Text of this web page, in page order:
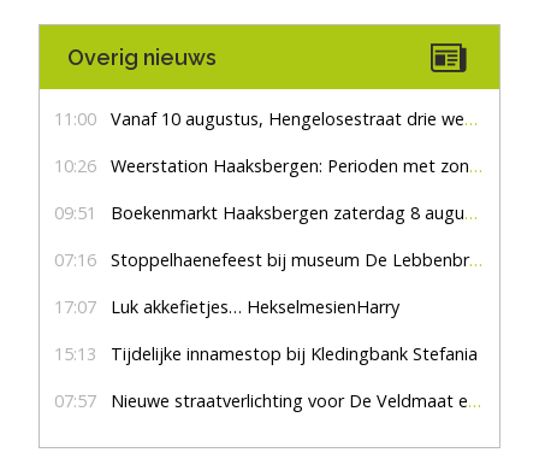
Overig nieuws
11:00 Vanaf 10 augustus, Hengelosestraat drie weken dicht voor doorgaand verkeer
10:26 Weerstation Haaksbergen: Perioden met zon en droog
09:51 Boekenmarkt Haaksbergen zaterdag 8 augustus, marktplein Haaksbergen
07:16 Stoppelhaenefeest bij museum De Lebbenbrugge
17:07 Luk akkefietjes… HekselmesienHarry
15:13 Tijdelijke innamestop bij Kledingbank Stefania
07:57 Nieuwe straatverlichting voor De Veldmaat en De Pas